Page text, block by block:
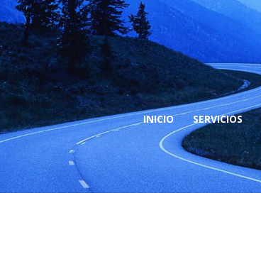
INICIO SERVICIOS